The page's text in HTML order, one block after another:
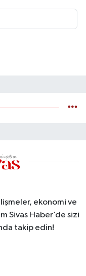
ekonomi ve
Sivas Haber’de sizi
takip edin!